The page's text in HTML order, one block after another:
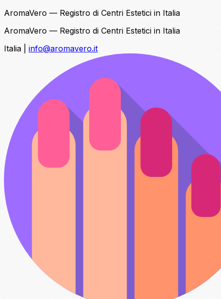
AromaVero — Registro di Centri Estetici in Italia
AromaVero — Registro di Centri Estetici in Italia
Italia
info@aromavero.it